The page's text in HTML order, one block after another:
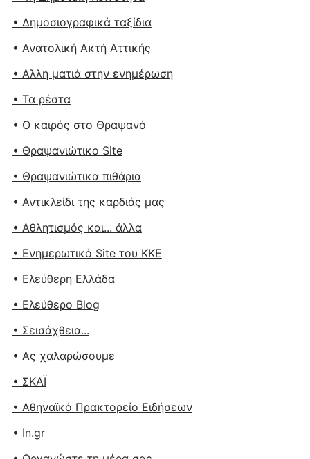
• Δημοσιογραφικά ταξίδια
• Ανατολική Ακτή Αττικής
• Αλλη ματιά στην ενημέρωση
• Τα ρέστα
• Ο καιρός στο Θραψανό
• Θραψανιώτικο Site
• Θραψανιώτικα πιθάρια
• Αντικλείδι της καρδιάς μας
• Αθλητισμός και... άλλα
• Ενημερωτικό Site του ΚΚΕ
• Ελεύθερη Ελλάδα
• Ελεύθερο Blog
• Σεισάχθεια...
• Ας χαλαρώσουμε
• ΣΚΑΪ
• Αθηναϊκό Πρακτορείο Ειδήσεων
• In.gr